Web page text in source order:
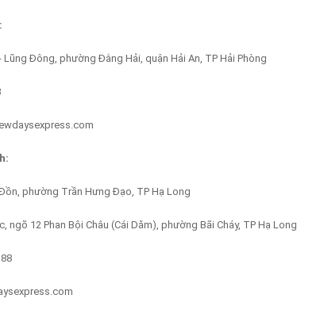
Lũng Đông, phường Đằng Hải, quận Hải An, TP Hải Phòng
phường Trần Hưng Đạo, TP Hạ Long
ngõ 12 Phan Bội Châu (Cái Dăm), phường Bãi Cháy, TP Hạ Long